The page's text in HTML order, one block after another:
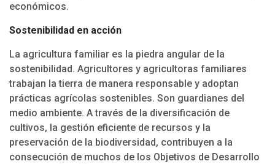
económicos.
Sostenibilidad en acción
La agricultura familiar es la piedra angular de la
sostenibilidad. Agricultores y agricultoras familiares
trabajan la tierra de manera responsable y adoptan
prácticas agrícolas sostenibles. Son guardianes del
medio ambiente. A través de la diversificación de
cultivos, la gestión eficiente de recursos y la
preservación de la biodiversidad, contribuyen a la
consecución de muchos de los Objetivos de Desarrollo